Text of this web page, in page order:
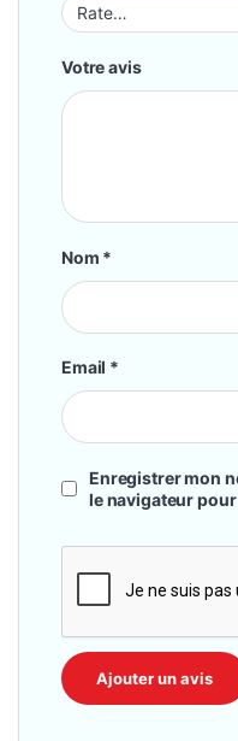
Votre avis
Nom *
Email *
Enregistrer mon
le navigateur